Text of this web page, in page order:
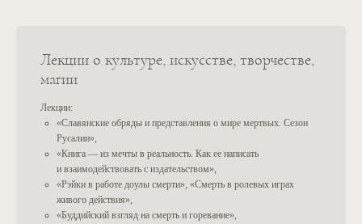
Лекции о культуре, искусстве, творчестве,
магии
Лекции:
«Славянские обряды и представления о мире мертвых. Сезон
Русалии»,
«Книга — из мечты в реальность. Как ее написать
и взаимодействовать с издательством»,
«Рэйки в работе доулы смерти», «Смерть в ролевых играх
живого действия»,
«Буддийский взгляд на смерть и горевание»,
КОНТАКТЫ
ОБУЧЕНИЕ
Инстаграм
Телеграм-канал
Поддержать проект
Разработчики сайта
Курс «Фасилитация»
Курс «Доула смерти»
Наше обучение
Наши продукты в записи